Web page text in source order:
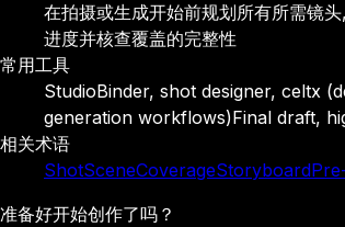
在拍摄或生成开始前规划所有所需镜
进度并核查覆盖的完整性
常用工具
StudioBinder, shot designer, celtx
generation workflows)Final draft,
相关术语
ShotSceneCoverageStoryboard
准备好开始创作了吗？